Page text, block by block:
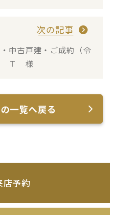
次の記事
中古戸建・ご成約（令
Ｔ 様
一覧へ戻る
店予約